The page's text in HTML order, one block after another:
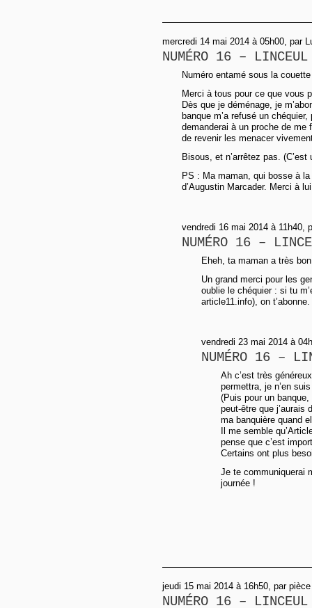
mercredi 14 mai 2014 à 05h00, par
NUMÉRO 16 – LINCEUL
Numéro entamé sous la
Merci à tous pour ce que vous
Dès que je déménage, je
banque m’a refusé un
demanderai à un proche de me
de revenir les menacer
Bisous, et n’arrêtez pas.
PS : Ma maman, qui bosse à
d’Augustin Marcader. Merci à
vendredi 16 mai 2014 à 11h40,
NUMÉRO 16 –
Eheh, ta maman a très
Un grand merci pour les
oublie le chéquier : si tu
article11.info), on t’abonne.
vendredi 23 mai 2014 à
NUMÉRO 16 –
Ah c’est très
permettra, je n’en
(Puis pour un
peut-être que j’aurais
ma banquière quand
Il me semble
pense que c’est
Certains ont plus
Je te communiquerai
journée !
jeudi 15 mai 2014 à 16h50, par
NUMÉRO 16 – LINCEUL